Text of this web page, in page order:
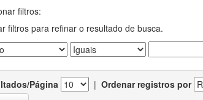
filtros:
filtros para refinar o resultado de busca.
Página | Ordenar registros por